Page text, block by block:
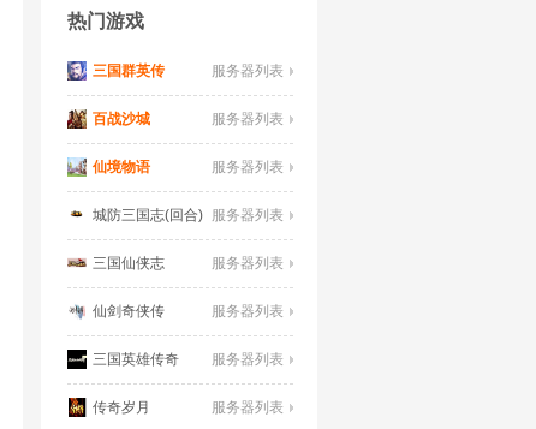
热门游戏
服务器列表
三国群英传
服务器列表
百战沙城
服务器列表
仙境物语
服务器列表
城防三国志(回合)
服务器列表
三国仙侠志
服务器列表
仙剑奇侠传
服务器列表
三国英雄传奇
服务器列表
传奇岁月